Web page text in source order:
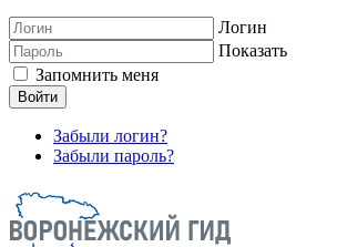
Логин
Показать
Запомнить меня
Войти
Забыли логин?
Забыли пароль?